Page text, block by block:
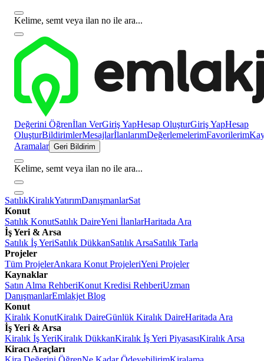
Kelime, semt veya ilan no ile ara...
Değerini Öğrenİlan VerGiriş YapHesap OluşturGiriş YapHesap
OluşturBildirimlerMesajlarİlanlarımDeğerlemelerimFavorilerim
Aramalar Geri Bildirim
Kelime, semt veya ilan no ile ara...
SatılıkKiralıkYatırımDanışmanlarSat
Konut
Satılık KonutSatılık DaireYeni İlanlarHaritada Ara
İş Yeri & Arsa
Satılık İş YeriSatılık DükkanSatılık ArsaSatılık Tarla
Projeler
Tüm ProjelerAnkara Konut ProjeleriYeni Projeler
Kaynaklar
Satın Alma RehberiKonut Kredisi RehberiUzman
DanışmanlarEmlakjet Blog
Konut
Kiralık KonutKiralık DaireGünlük Kiralık DaireHaritada Ara
İş Yeri & Arsa
Kiralık İş YeriKiralık DükkanKiralık İş Yeri PiyasasıKiralık Arsa
Kiracı Araçları